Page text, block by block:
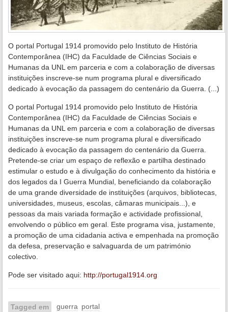
O portal Portugal 1914 promovido pelo Instituto de História
Contemporânea (IHC) da Faculdade de Ciências Sociais e
Humanas da UNL em parceria e com a colaboração de diversas
instituições inscreve-se num programa plural e diversificado
dedicado à evocação da passagem do centenário da Guerra. (...)
O portal Portugal 1914 promovido pelo Instituto de História
Contemporânea (IHC) da Faculdade de Ciências Sociais e
Humanas da UNL em parceria e com a colaboração de diversas
instituições inscreve-se num programa plural e diversificado
dedicado à evocação da passagem do centenário da Guerra.
Pretende-se criar um espaço de reflexão e partilha destinado
estimular o estudo e à divulgação do conhecimento da história e
dos legados da I Guerra Mundial, beneficiando da colaboração
de uma grande diversidade de instituições (arquivos, bibliotecas,
universidades, museus, escolas, câmaras municipais...), e
pessoas da mais variada formação e actividade profissional,
envolvendo o público em geral. Este programa visa, justamente,
a promoção de uma cidadania activa e empenhada na promoção
da defesa, preservação e salvaguarda de um património
colectivo.
Pode ser visitado aqui: http://portugal1914.org
Tagged em guerra portal